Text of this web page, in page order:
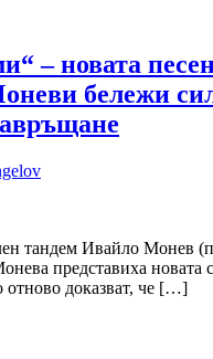
– новата
бележи
тандем Ивайло Монев
представиха новата
отново доказват, че […]